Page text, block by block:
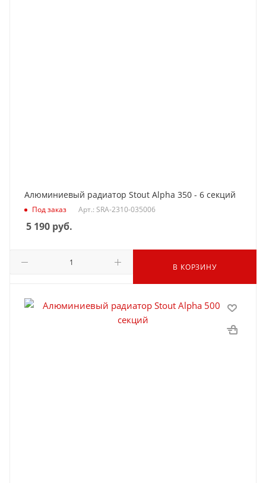
Алюминиевый радиатор Stout Alpha 350 - 6 секций
Под заказ Арт.: SRA-2310-035006
5 190 руб.
В КОРЗИНУ